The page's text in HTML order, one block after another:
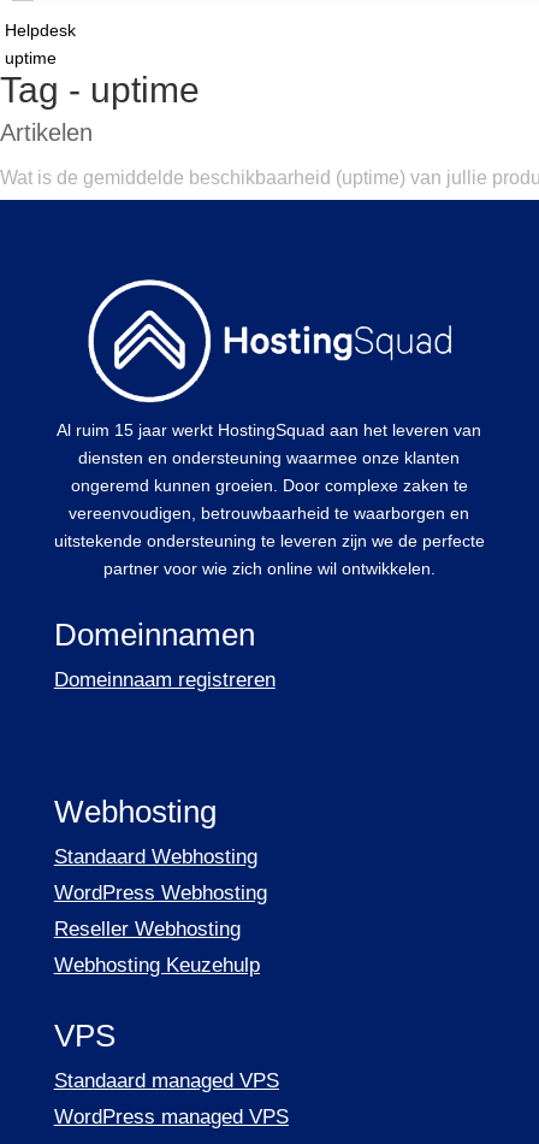
Helpdesk
uptime
Tag - uptime
Artikelen
Wat is de gemiddelde beschikbaarheid (uptime) van jullie
Al ruim 15 jaar werkt HostingSquad aan het leveren van
diensten en ondersteuning waarmee onze klanten
ongeremd kunnen groeien. Door complexe zaken te
vereenvoudigen, betrouwbaarheid te waarborgen en
uitstekende ondersteuning te leveren zijn we de perfecte
partner voor wie zich online wil ontwikkelen.
Domeinnamen
Domeinnaam registreren
Webhosting
Standaard Webhosting
WordPress Webhosting
Reseller Webhosting
Webhosting Keuzehulp
VPS
Standaard managed VPS
WordPress managed VPS